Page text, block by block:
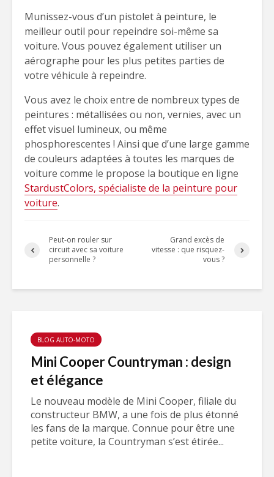
Munissez-vous d’un pistolet à peinture, le
meilleur outil pour repeindre soi-même sa
voiture. Vous pouvez également utiliser un
aérographe pour les plus petites parties de
votre véhicule à repeindre.
Vous avez le choix entre de nombreux types de
peintures : métallisées ou non, vernies, avec un
effet visuel lumineux, ou même
phosphorescentes ! Ainsi que d’une large gamme
de couleurs adaptées à toutes les marques de
voiture comme le propose la boutique en ligne
StardustColors, spécialiste de la peinture pour
voiture.
Peut-on rouler sur
circuit avec sa voiture
personnelle ?
Grand excès de
vitesse : que risquez-
vous ?
BLOG AUTO-MOTO
Mini Cooper Countryman : design
et élégance
Le nouveau modèle de Mini Cooper, filiale du
constructeur BMW, a une fois de plus étonné
les fans de la marque. Connue pour être une
petite voiture, la Countryman s’est étirée...